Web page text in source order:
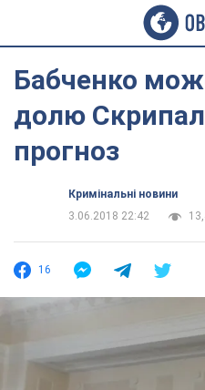
Бабченко
долю
прогноз
Кримінальні новини
3.06.2018 22:42
16